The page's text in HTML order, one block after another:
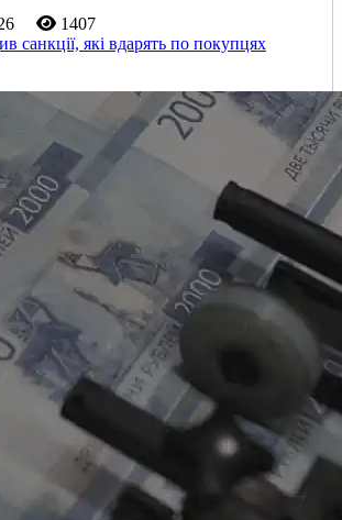
1407
які вдарять по покупцях